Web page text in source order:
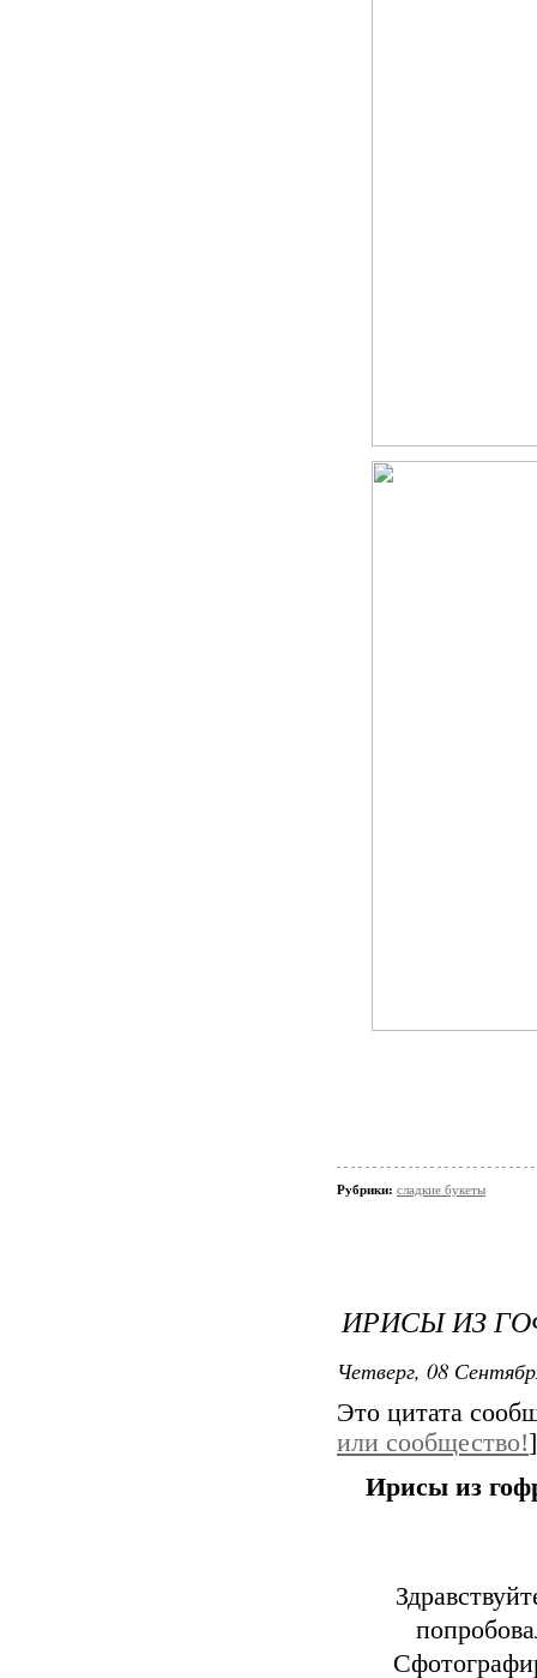
Рубрики: сладкие букеты
ИРИСЫ ИЗ
Четверг, 08
Это цитата
или сообщество!]
Ирисы из